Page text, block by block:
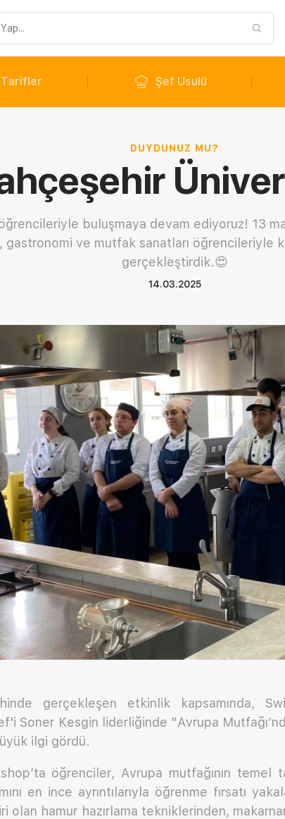
Tarifler Şef Usulü
DUYDUNUZ MU?
buluşmaya devam ediyoruz! 13
gastronomi ve mutfak sanatları öğrencileriyle
gerçekleştirdik.😍
14.03.2025
gerçekleşen etkinlik kapsamında,
Soner Kesgin liderliğinde "Avrupa
ilgi gördü.
öğrenciler, Avrupa mutfağının temel
en ince ayrıntılarıyla öğrenme fırsatı
olan hamur hazırlama tekniklerinden,